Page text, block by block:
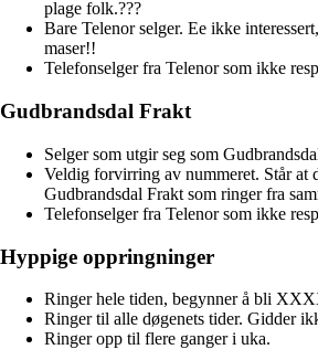
plage folk.???
Bare Telenor selger. Ee ikke
maser!!
Telefonselger fra Telenor som ikke
Gudbrandsdal Frakt
Selger som utgir seg som
Veldig forvirring av nummeret. Står at
Gudbrandsdal Frakt som ringer fra
Telefonselger fra Telenor som ikke
Hyppige oppringninger
Ringer hele tiden, begynner å bli
Ringer til alle døgenets tider. Gidder
Ringer opp til flere ganger i uka.